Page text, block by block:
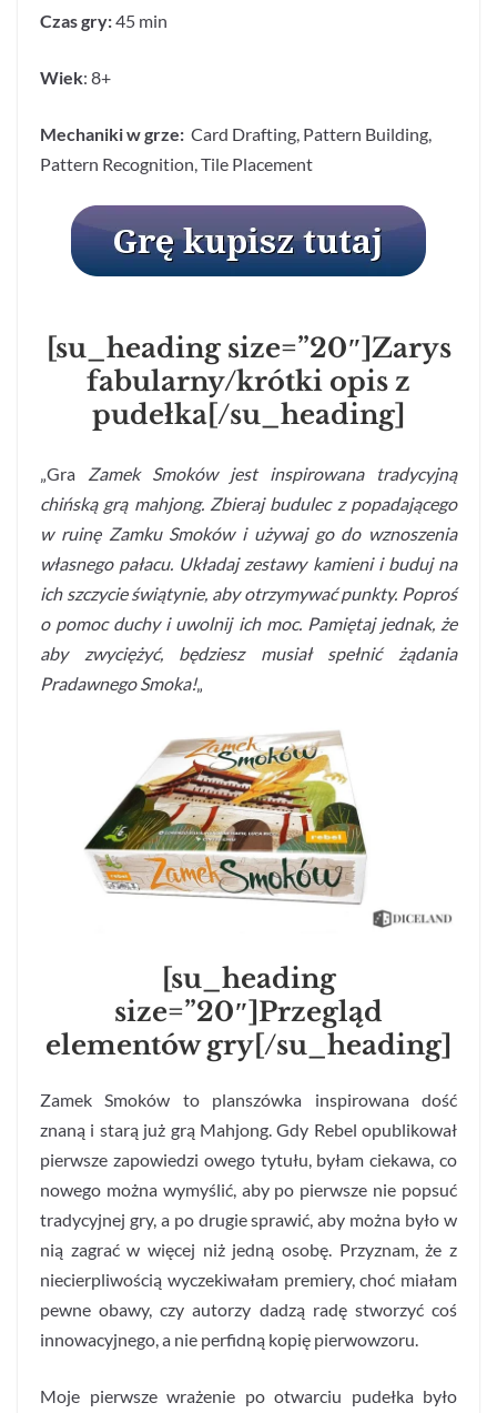
Czas gry:45 min
Wiek: 8+
Mechaniki w grze: Card Drafting, Pattern Building,
Pattern Recognition,Tile Placement
[su_heading size=”20″]Zarys
fabularny/krótki opis z
pudełka[/su_heading]
„Gra Zamek Smoków jest inspirowana tradycyjną
chińską grą mahjong. Zbieraj budulec z popadającego
w ruinę Zamku Smoków i używaj go do wznoszenia
własnego pałacu. Układaj zestawy kamieni i buduj na
ich szczycie świątynie, aby otrzymywać punkty. Poproś
o pomoc duchy i uwolnij ich moc. Pamiętaj jednak, że
aby zwyciężyć, będziesz musiał spełnić żądania
Pradawnego Smoka!„
[su_heading
size=”20″]Przegląd
elementów gry[/su_heading]
Zamek Smoków to planszówka inspirowana dość
znaną i starą już grą Mahjong. Gdy Rebel opublikował
pierwsze zapowiedzi owego tytułu, byłam ciekawa, co
nowego można wymyślić, aby po pierwsze nie popsuć
tradycyjnej gry, a po drugie sprawić, aby można było w
nią zagrać w więcej niż jedną osobę. Przyznam, że z
niecierpliwością wyczekiwałam premiery, choć miałam
pewne obawy, czy autorzy dadzą radę stworzyć coś
innowacyjnego, a nie perfidną kopię pierwowzoru.
Moje pierwsze wrażenie po otwarciu pudełka było